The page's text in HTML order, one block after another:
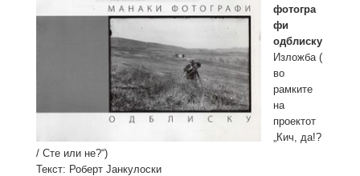
фотогра
фи
одблиску
Изложба (
во
рамките
на
проектот
„Кич, да!?
/ Сте или не?“)
Текст: Роберт Јанкулоски